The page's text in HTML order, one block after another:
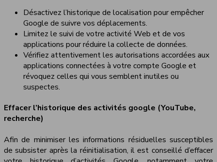
Désactivez l’historique de localisation pour empêcher
Google de suivre vos déplacements.
Limitez le suivi de votre activité Web et de vos
applications pour réduire la collecte de données.
Vérifiez attentivement les autorisations accordées aux
applications connectées à votre compte Google et
révoquez celles qui vous semblent inutiles ou
suspectes.
Effacer l’historique des activités google (YouTube,
recherche)
Afin de minimiser les informations résiduelles susceptibles
de subsister après la réinitialisation, il est conseillé d’effacer